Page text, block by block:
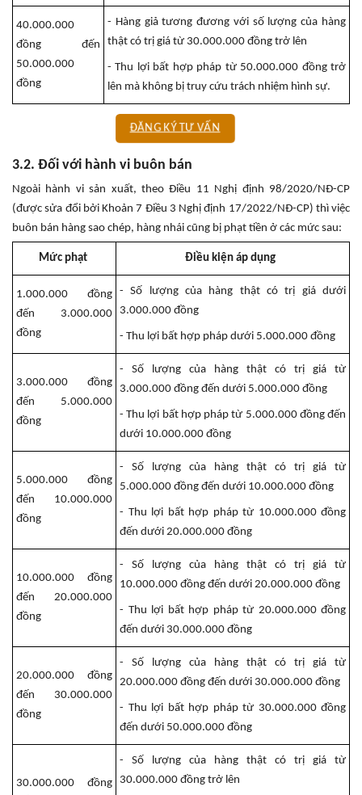
40.000.000
đồng đến
50.000.000
đồng
- Hàng giả tương đương với số lượng của hàng
thật có trị giá từ 30.000.000 đồng trở lên
- Thu lợi bất hợp pháp từ 50.000.000 đồng trở
lên mà không bị truy cứu trách nhiệm hình sự.
ĐĂNG KÝ TƯ VẤN
3.2. Đối với hành vi buôn bán
Ngoài hành vi sản xuất, theo Điều 11 Nghị định 98/2020/NĐ-CP
(được sửa đổi bởi Khoản 7 Điều 3 Nghị định 17/2022/NĐ-CP) thì việc
buôn bán hàng sao chép, hàng nhái cũng bị phạt tiền ở các mức sau:
Mức phạt Điều kiện áp dụng
1.000.000 đồng
đến 3.000.000
đồng
- Số lượng của hàng thật có trị giá dưới
3.000.000 đồng
- Thu lợi bất hợp pháp dưới 5.000.000 đồng
3.000.000 đồng
đến 5.000.000
đồng
- Số lượng của hàng thật có trị giá từ
3.000.000 đồng đến dưới 5.000.000 đồng
- Thu lợi bất hợp pháp từ 5.000.000 đồng đến
dưới 10.000.000 đồng
5.000.000 đồng
đến 10.000.000
đồng
- Số lượng của hàng thật có trị giá từ
5.000.000 đồng đến dưới 10.000.000 đồng
- Thu lợi bất hợp pháp từ 10.000.000 đồng
đến dưới 20.000.000 đồng
10.000.000 đồng
đến 20.000.000
đồng
- Số lượng của hàng thật có trị giá từ
10.000.000 đồng đến dưới 20.000.000 đồng
- Thu lợi bất hợp pháp từ 20.000.000 đồng
đến dưới 30.000.000 đồng
20.000.000 đồng
đến 30.000.000
đồng
- Số lượng của hàng thật có trị giá từ
20.000.000 đồng đến dưới 30.000.000 đồng
- Thu lợi bất hợp pháp từ 30.000.000 đồng
đến dưới 50.000.000 đồng
30.000.000 đồng
- Số lượng của hàng thật có trị giá từ
30.000.000 đồng trở lên